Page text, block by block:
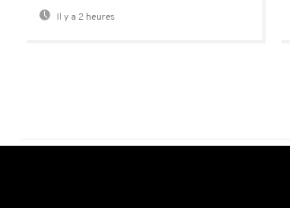
Il y a 2 heures